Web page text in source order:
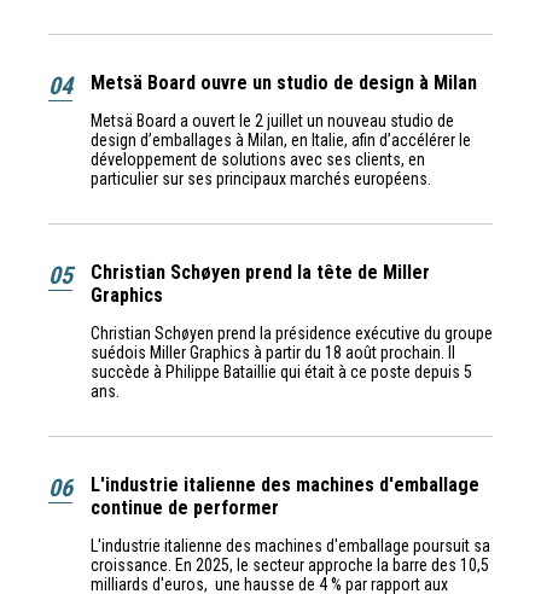
04 Metsä Board ouvre un studio de design à Milan
Metsä Board a ouvert le 2 juillet un nouveau studio de
design d’emballages à Milan, en Italie, afin d’accélérer le
développement de solutions avec ses clients, en
particulier sur ses principaux marchés européens.
05
Christian Schøyen prend la tête de Miller
Graphics
Christian Schøyen prend la présidence exécutive du groupe
suédois Miller Graphics à partir du 18 août prochain. Il
succède à Philippe Bataillie qui était à ce poste depuis 5
ans.
06
L'industrie italienne des machines d'emballage
continue de performer
L'industrie italienne des machines d'emballage poursuit sa
croissance. En 2025, le secteur approche la barre des 10,5
milliards d'euros, une hausse de 4 % par rapport aux